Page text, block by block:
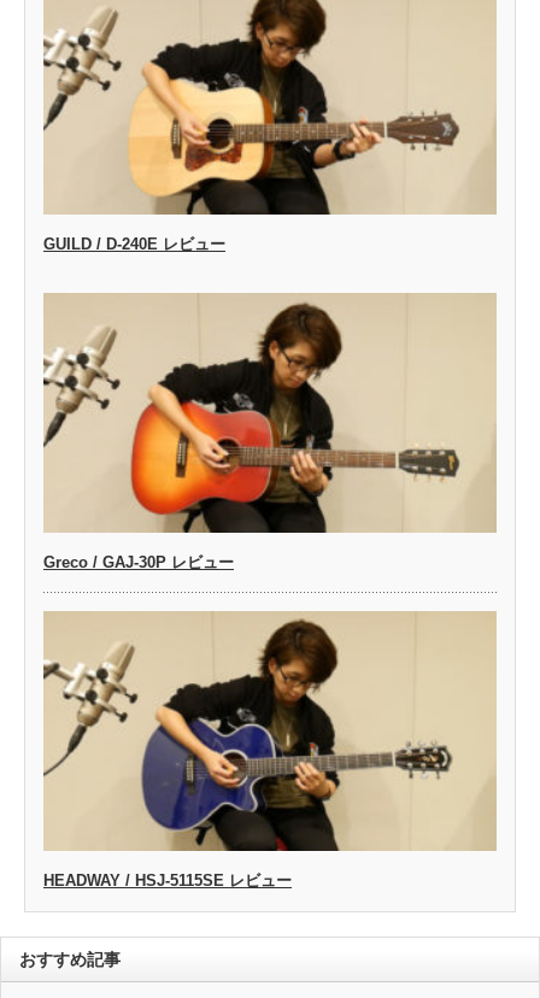
GUILD / D-240E レビュー
Greco / GAJ-30P レビュー
HEADWAY / HSJ-5115SE レビュー
おすすめ記事